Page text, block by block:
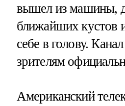
вышел из машины,
ближайших кустов
себе в голову.
зрителям
Американский